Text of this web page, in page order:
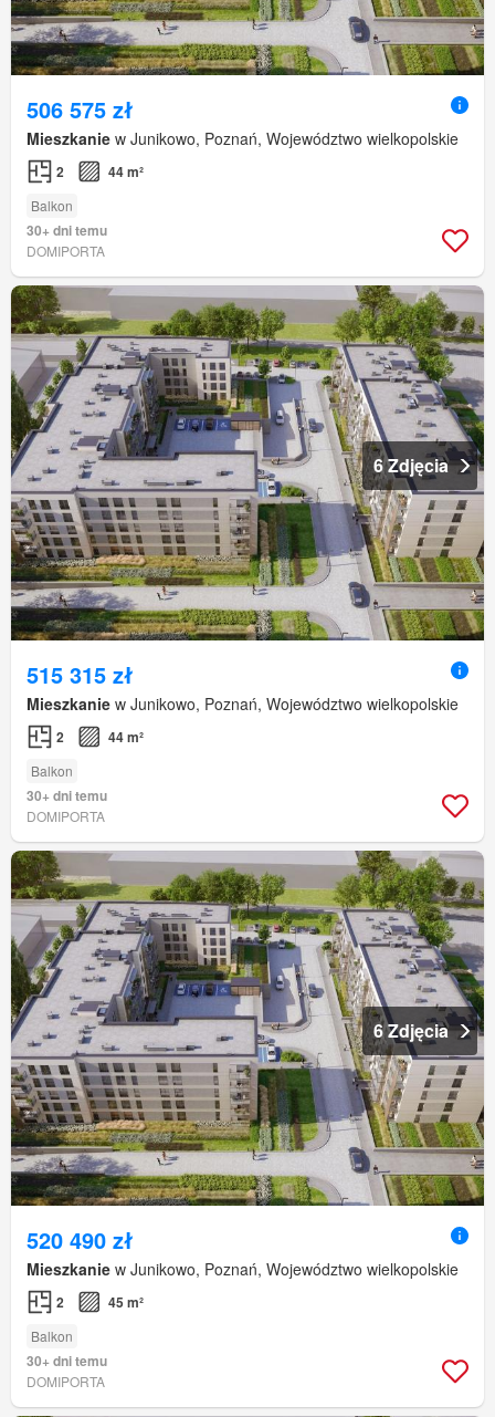
506 575 zł
Mieszkanie w Junikowo, Poznań, Województwo wielkopolskie
2 44 m²
Balkon
30+ dni temu
DOMIPORTA
6 Zdjęcia
515 315 zł
Mieszkanie w Junikowo, Poznań, Województwo wielkopolskie
2 44 m²
Balkon
30+ dni temu
DOMIPORTA
6 Zdjęcia
520 490 zł
Mieszkanie w Junikowo, Poznań, Województwo wielkopolskie
2 45 m²
Balkon
30+ dni temu
DOMIPORTA